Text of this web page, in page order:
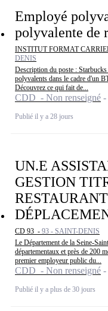
Employé
polyvalente de
INSTITUT FORMAT
DENIS
Description du poste :
polyvalents dans le cadre d'un
Découvrez ce qui fait de...
CDD - Non renseigné
Publié il y a 28 jours
UN.E
GESTION
CD 93 - 93 - SAINT-DENIS
Le Département de la Seine-
départementaux et près de 200
premier employeur public du...
CDD - Non renseigné
Publié il y a plus de 30 jours